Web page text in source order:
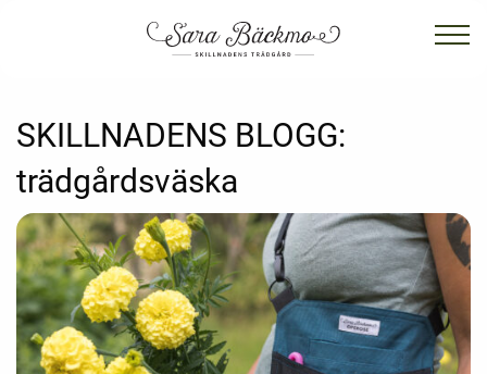
SKILLNADENS BLOGG:
trädgårdsväska